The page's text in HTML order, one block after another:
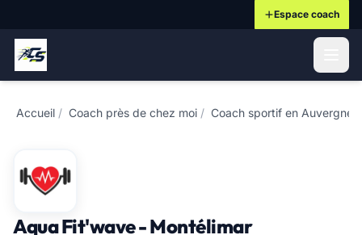
Espace coach
Accueil / Coach près de chez moi / Coach sportif en Auvergne-
Aqua Fit'wave - Montélimar